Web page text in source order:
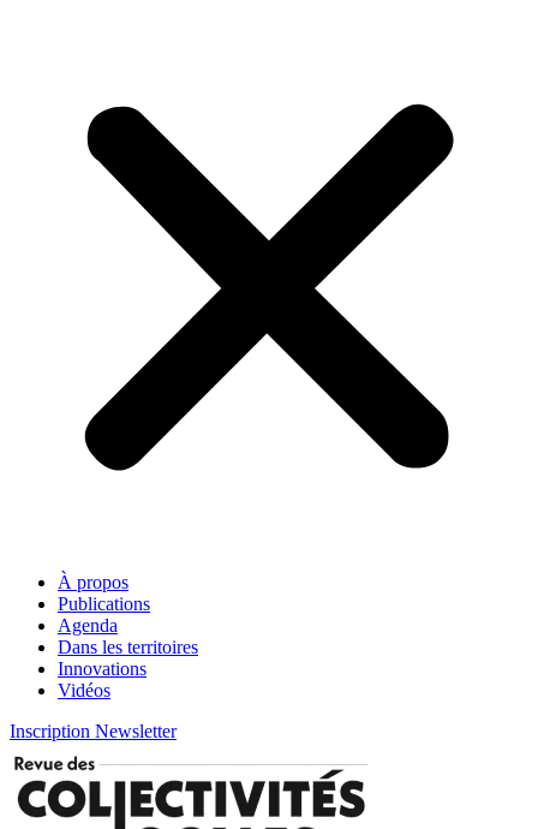
À propos
Publications
Agenda
Dans les territoires
Innovations
Vidéos
Inscription Newsletter